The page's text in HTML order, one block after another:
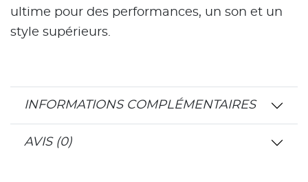
ultime pour des performances, un son et un
style supérieurs.
INFORMATIONS COMPLÉMENTAIRES
AVIS (0)